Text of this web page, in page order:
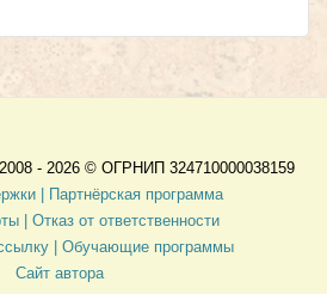
- 2026 © ОГРНИП 324710000038159
|
Партнёрская программа
| Отказ от ответственности
| Обучающие программы
Сайт автора